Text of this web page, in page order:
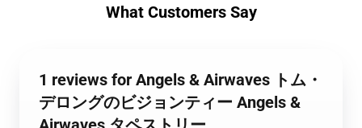
What Customers Say
1 reviews for Angels & Airwaves トム・
デロングのビジョンティー Angels &